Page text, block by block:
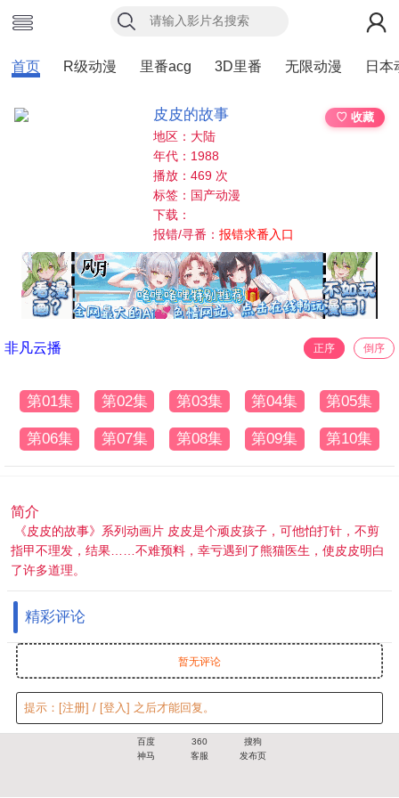
首页 R级动漫 里番acg 3D里番 无限动漫 日本
皮皮的故事
♡ 收藏
地区：大陆
年代：1988
播放：469 次
标签：国产动漫
下载：
报错/寻番：报错求番入口
非凡云播 正序 倒序
第01集 第02集 第03集 第04集 第05集
第06集 第07集 第08集 第09集 第10集
简介
《皮皮的故事》系列动画片 皮皮是个顽皮孩子，可他怕打针，不剪
指甲不理发，结果……不难预料，幸亏遇到了熊猫医生，使皮皮明白
了许多道理。
精彩评论
暂无评论
提示： [注册] / [登入] 之后才能回复。
百度 360
搜狗
神马
客服 发布页